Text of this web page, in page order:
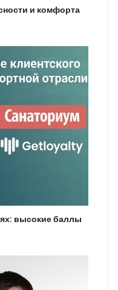
и комфорта
высокие баллы